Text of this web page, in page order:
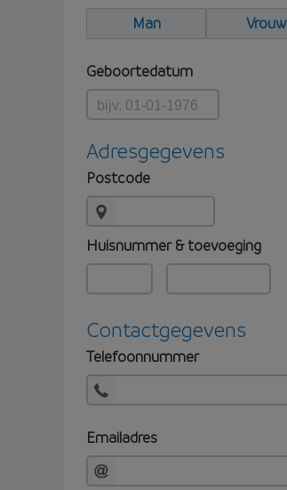
Man
Vrouw
Geboortedatum
Adresgegevens
Postcode
Huisnummer & toevoeging
Contactgegevens
Telefoonnummer
Emailadres